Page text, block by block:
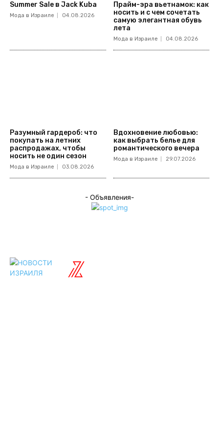
Summer Sale в Jack Kuba
Мода в Израиле 04.08.2026
Прайм-эра вьетнамок: как
носить и с чем сочетать
самую элегантная обувь
лета
Мода в Израиле 04.08.2026
Разумный гардероб: что
покупать на летних
распродажах, чтобы
носить не один сезон
Мода в Израиле 03.08.2026
Вдохновение любовью:
как выбрать белье для
романтического вечера
Мода в Израиле 29.07.2026
- Объявления-